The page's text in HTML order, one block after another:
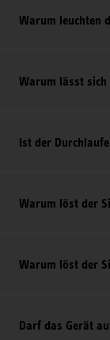
Warum leuchten
Warum lässt sich
Ist der
Warum löst der
Warum löst der
Darf das Gerät